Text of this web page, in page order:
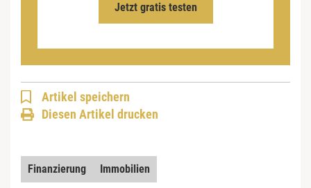
Jetzt gratis testen
Artikel speichern
Diesen Artikel drucken
Finanzierung Immobilien